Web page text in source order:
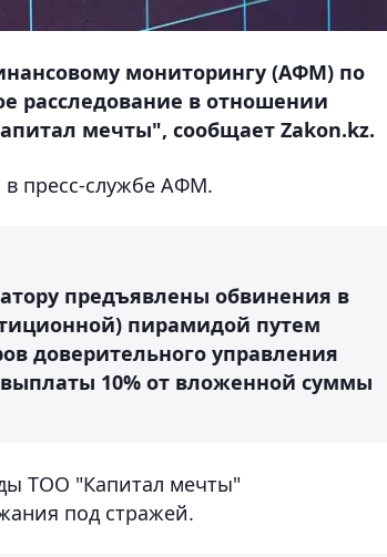
мониторингу (АФМ) по
расследование в отношении
мечты", сообщает Zakon.kz.
в пресс-службе АФМ.
предъявлены обвинения в
пирамидой путем
доверительного управления
10% от вложенной суммы
ТОО "Капитал мечты"
под стражей.